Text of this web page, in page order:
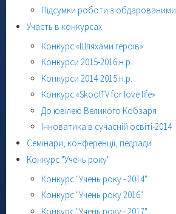
Підсумки роботи з обдарованими
Участь в конкурсах
Конкурс «Шляхами героїв»
Конкурси 2015-2016 н.р.
Конкурси 2014-2015 н.р.
Конкурс «SkoolTV for love life»
До ювілею Великого Кобзаря
Інноватика в сучасній освіті-2014
Семінари, конференції, педради
Конкурс "Учень року"
Конкурс "Учень року - 2014"
Конкурс "Учень року 2016"
Конкурс "Учень року - 2017"